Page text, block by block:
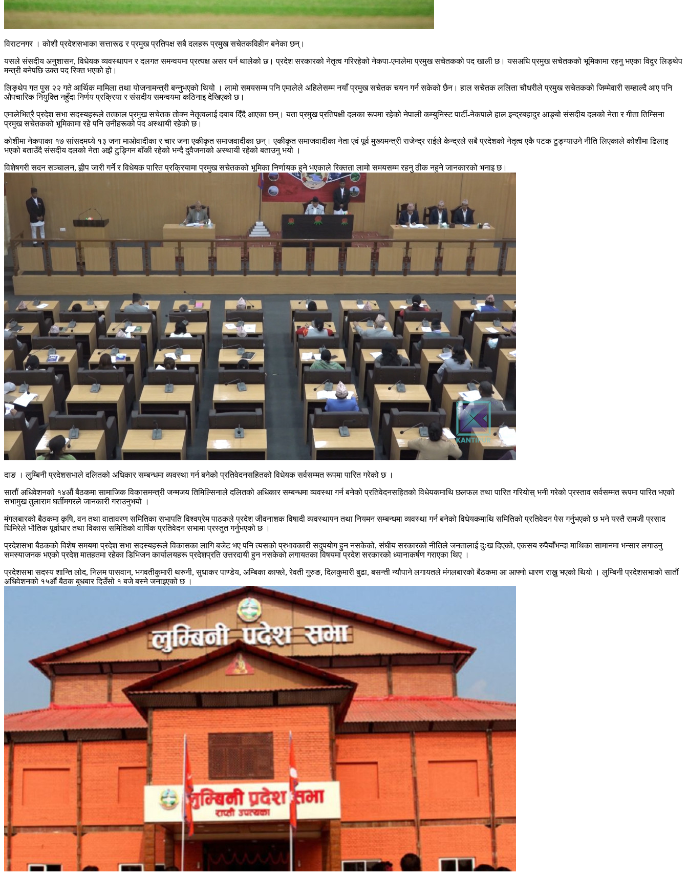
विराटनगर । कोशी प्रदेशसभाका सत्तारूढ र प्रमुख प्रतिपक्ष सबै दलहरू प्रमुख सचेतकविहीन बनेका छन्।
यसले संसदीय अनुशासन, विधेयक व्यवस्थापन र दलगत समन्वयमा प्रत्यक्ष असर पर्न थालेको छ। प्रदेश सरकारको नेतृत्व गरिरहेको नेकपा-एमालेमा प्रमुख सचेतकको पद खाली छ। यसअघि प्रमुख सचेतकको भूमिकामा रहनु भएका विदुर लिङ्थेप
मन्त्री बनेपछि उक्त पद रिक्त भएको हो।
लिङ्थेप गत पुस २२ गते आर्थिक मामिला तथा योजनामन्त्री बन्नुभएको थियो । लामो समयसम्म पनि एमालेले अहिलेसम्म नयाँ प्रमुख सचेतक चयन गर्न सकेको छैन। हाल सचेतक ललिता चौधरीले प्रमुख सचेतकको जिम्मेवारी सम्हाल्दै आए पनि
औपचारिक नियुक्ति नहुँदा निर्णय प्रक्रिया र संसदीय समन्वयमा कठिनाइ देखिएको छ।
एमालेभित्रै प्रदेश सभा सदस्यहरूले तत्काल प्रमुख सचेतक तोक्न नेतृत्वलाई दबाब दिँदै आएका छन्। यता प्रमुख प्रतिपक्षी दलका रूपमा रहेको नेपाली कम्युनिस्ट पार्टी-नेकपाले हाल इन्द्रबहादुर आङ्बो संसदीय दलको नेता र गीता तिम्सिना
प्रमुख सचेतकको भूमिकामा रहे पनि उनीहरूको पद अस्थायी रहेको छ।
कोशीमा नेकपाका १७ सांसदमध्ये १३ जना माओवादीका र चार जना एकीकृत समाजवादीका छन्। एकीकृत समाजवादीका नेता एवं पूर्व मुख्यमन्त्री राजेन्द्र राईले केन्द्रले सबै प्रदेशको नेतृत्व एकै पटक टुङ्ग्याउने नीति लिएकाले कोशीमा ढिलाइ
भएको बताउँदै संसदीय दलको नेता अझै टुङ्गिन बाँकी रहेको भन्दै दुवैजनाको अस्थायी रहेको बताउनु भयो ।
विशेषगरी सदन सञ्चालन, ह्वीप जारी गर्ने र विधेयक पारित प्रक्रियामा प्रमुख सचेतकको भूमिका निर्णायक हुने भएकाले रिक्तता लामो समयसम्म रहनु ठीक नहुने जानकारको भनाइ छ।
दाङ । लुम्बिनी प्रदेशसभाले दलितको अधिकार सम्बन्धमा व्यवस्था गर्न बनेको प्रतिवेदनसहितको विधेयक सर्वसम्मत रूपमा पारित गरेको छ ।
सातौं अधिवेशनको १४औं बैठकमा सामाजिक विकासमन्त्री जन्मजय तिमिल्सिनाले दलितको अधिकार सम्बन्धमा व्यवस्था गर्न बनेको प्रतिवेदनसहितको विधेयकमाथि छलफल तथा पारित गरियोस् भनी गरेको प्रस्ताव सर्वसम्मत रूपमा पारित भएको
सभामुख तुलाराम घर्तीमगरले जानकारी गराउनुभयो ।
मंगलबारको बैठकमा कृषि, वन तथा वातावरण समितिका सभापति विश्वप्रेम पाठकले प्रदेश जीवनाशक विषादी व्यवस्थापन तथा नियमन सम्बन्धमा व्यवस्था गर्न बनेको विधेयकमाथि समितिको प्रतिवेदन पेस गर्नुभएको छ भने यस्तै रामजी प्रसाद
घिमिरेले भौतिक पूर्वाधार तथा विकास समितिको वार्षिक प्रतिवेदन सभामा प्रस्तुत गर्नुभएको छ ।
प्रदेशसभा बैठकको विशेष समयमा प्रदेश सभा सदस्यहरूले विकासका लागि बजेट भए पनि त्यसको प्रभावकारी सदुपयोग हुन नसकेको, संघीय सरकारको नीतिले जनतालाई दुःख दिएको, एकसय रुपैयाँभन्दा माथिका सामानमा भन्सार लगाउनु
समस्याजनक भएको प्रदेश मातहतमा रहेका डिभिजन कार्यालयहरू प्रदेशप्रति उत्तरदायी हुन नसकेको लगायतका विषयमा प्रदेश सरकारको ध्यानाकर्षण गराएका थिए ।
प्रदेशसभा सदस्य शान्ति लोद, निलम पासवान, भगवतीकुमारी थरुनी, सुधाकर पाण्डेय, अम्बिका काफ्ले, रेवती गुरुङ, दिलकुमारी बुढा, बसन्ती न्यौपाने लगायतले मंगलबारको बैठकमा आ आफ्नो धारण राख्नु भएको थियो । लुम्बिनी प्रदेशसभाको सातौं
अधिवेशनको १५औं बैठक बुधबार दिउँसो १ बजे बस्ने जनाइएको छ ।